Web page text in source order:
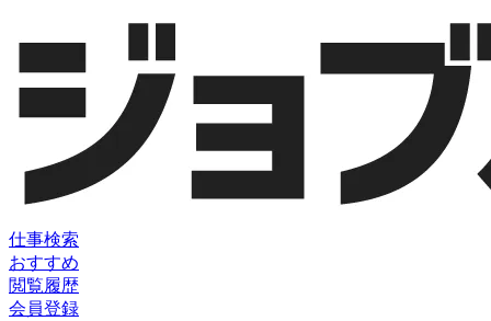
仕事検索
おすすめ
閲覧履歴
会員登録